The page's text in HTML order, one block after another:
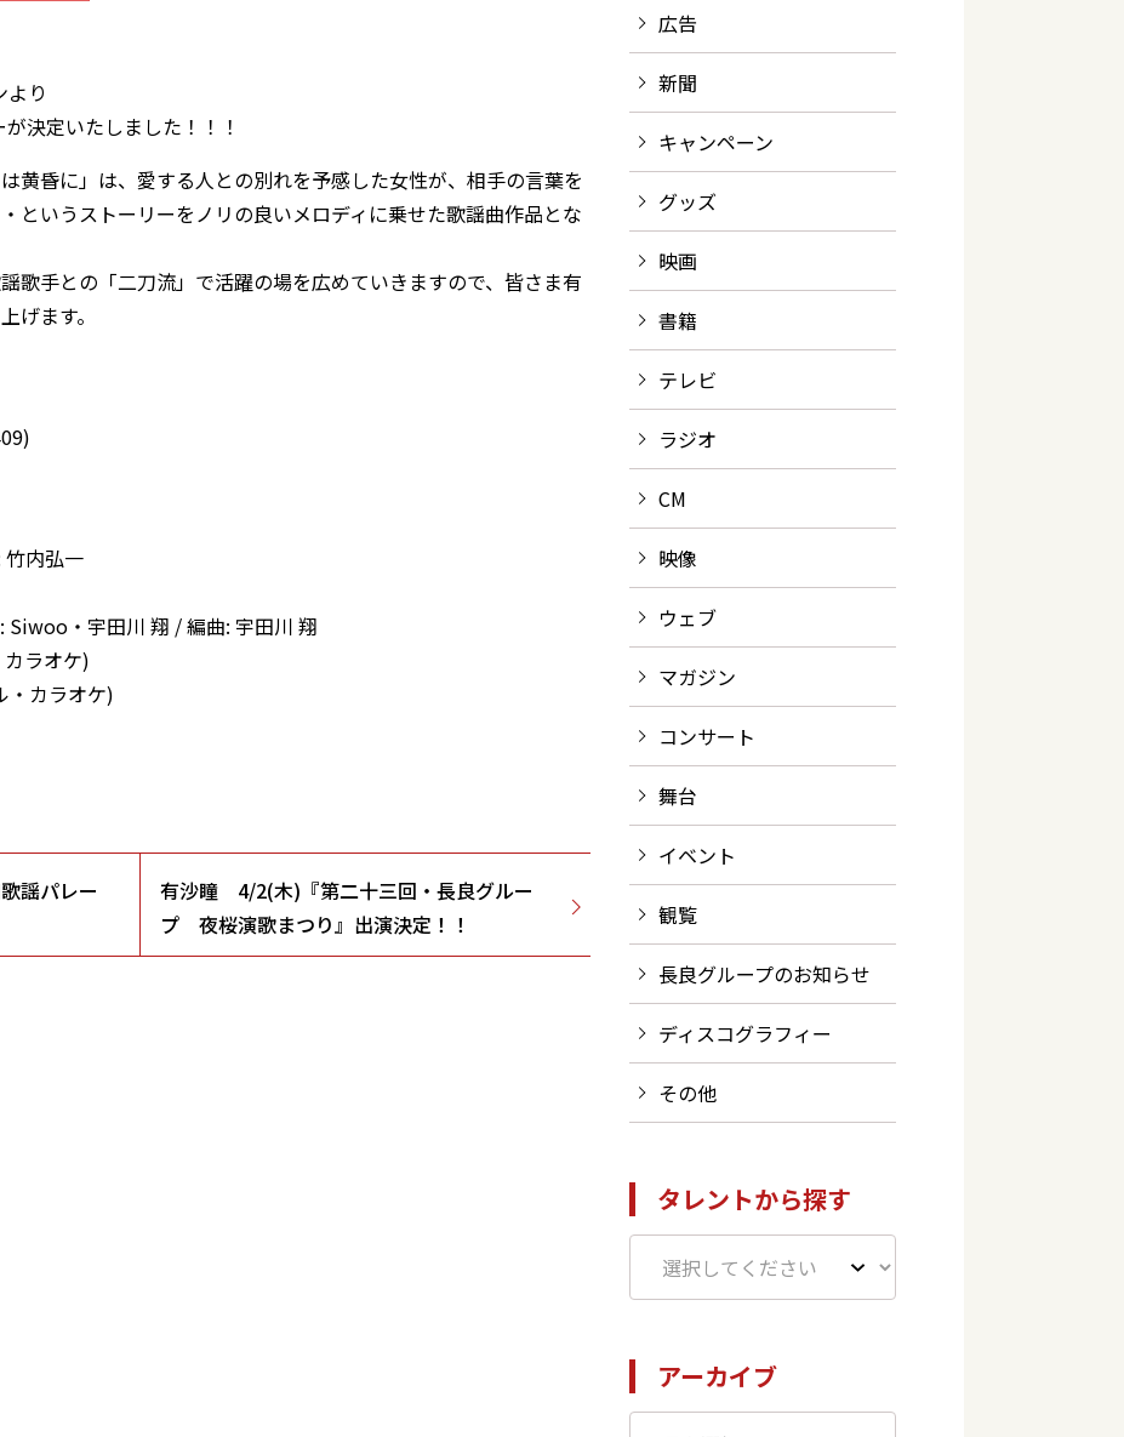
り
決定いたしました！！！
黄昏に」は、愛する人との別れを予感した女性が、相手の言葉を
というストーリーをノリの良いメロディに乗せた歌謡曲作品とな
歌手との「二刀流」で活躍の場を広めていきますので、皆さま有
げます。
内弘一
・宇田川 翔 / 編曲: 宇田川 翔
ラオケ)
・カラオケ)
謡パレー
有沙瞳 4/2(木)『第二十三回・長良グルー
プ 夜桜演歌まつり』出演決定！！
広告
新聞
キャンペーン
グッズ
映画
書籍
テレビ
ラジオ
CM
映像
ウェブ
マガジン
コンサート
舞台
イベント
観覧
長良グループのお知らせ
ディスコグラフィー
その他
タレントから探す
アーカイブ